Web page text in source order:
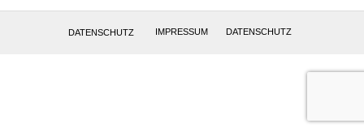
DATENSCHUTZ IMPRESSUM DATENSCHUTZ